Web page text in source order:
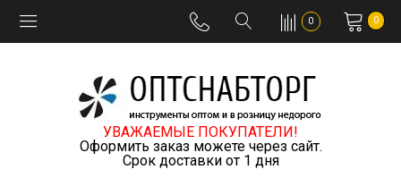
0 0
УВАЖАЕМЫЕ ПОКУПАТЕЛИ!
Оформить заказ можете через сайт.
Срок доставки от 1 дня